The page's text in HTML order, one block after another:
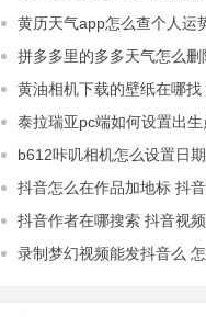
黄历天气app怎么查个人运
拼多多里的多多天气怎么
黄油相机下载的壁纸在哪
泰拉瑞亚pc端如何设置出
b612咔叽相机怎么设置日
抖音怎么在作品加地标 抖
抖音作者在哪搜索 抖音视
录制梦幻视频能发抖音么